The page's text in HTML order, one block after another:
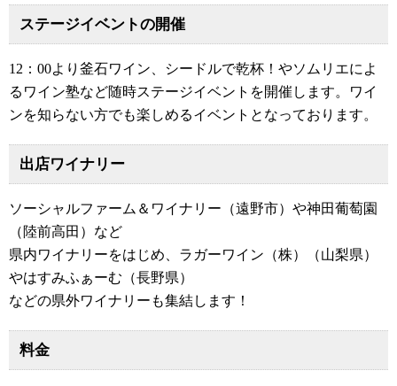
ステージイベントの開催
12：00より釜石ワイン、シードルで乾杯！やソムリエによ
るワイン塾など随時ステージイベントを開催します。ワイ
ンを知らない方でも楽しめるイベントとなっております。
出店ワイナリー
ソーシャルファーム＆ワイナリー（遠野市）や神田葡萄園
（陸前高田）など
県内ワイナリーをはじめ、ラガーワイン（株）（山梨県）
やはすみふぁーむ（長野県）
などの県外ワイナリーも集結します！
料金